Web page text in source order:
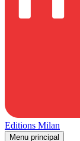
Editions Milan
Menu principal